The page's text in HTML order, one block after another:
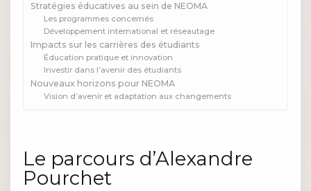
Stratégies éducatives au sein de NEOMA
Les programmes concernés
Développement international et réseautage
Impacts sur les carrières des étudiants
Éducation pratique et innovation
Investir dans l’avenir des étudiants
Nouveaux horizons pour NEOMA
Vision d’avenir et adaptation aux changements
Le parcours d’Alexandre
Pourchet